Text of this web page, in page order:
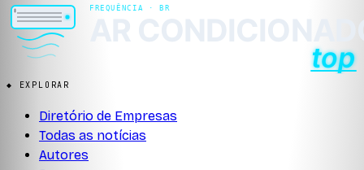
◆ EXPLORAR
Diretório de Empresas
Todas as notícias
Autores